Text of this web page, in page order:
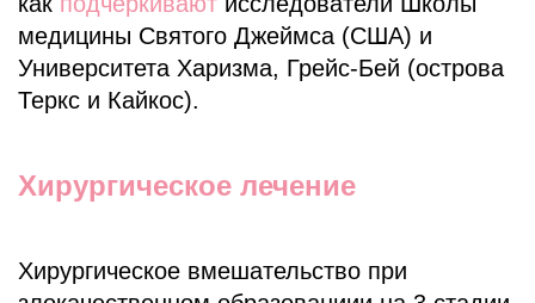
медицины Святого Джеймса (США) и
Университета Харизма, Грейс-Бей (острова
Теркс и Кайкос).
Хирургическое лечение
Хирургическое вмешательство при